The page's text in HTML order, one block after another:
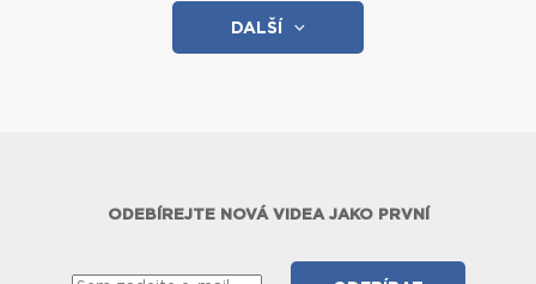
DALŠÍ
ODEBÍREJTE NOVÁ VIDEA JAKO PRVNÍ